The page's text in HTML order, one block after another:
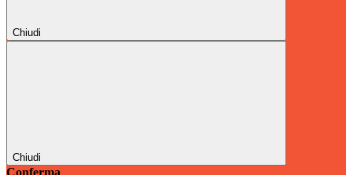
Chiudi
Chiudi